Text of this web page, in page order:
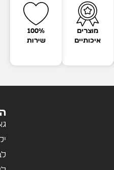
מוצרים
איכותיים
100%
שירות